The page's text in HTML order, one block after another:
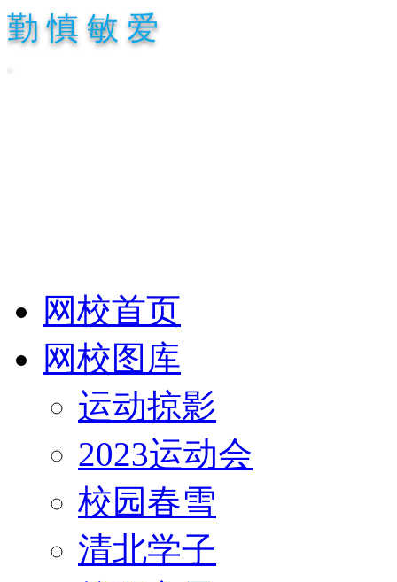
勤 慎 敏 爱
网校首页
网校图库
运动掠影
2023运动会
校园春雪
清北学子